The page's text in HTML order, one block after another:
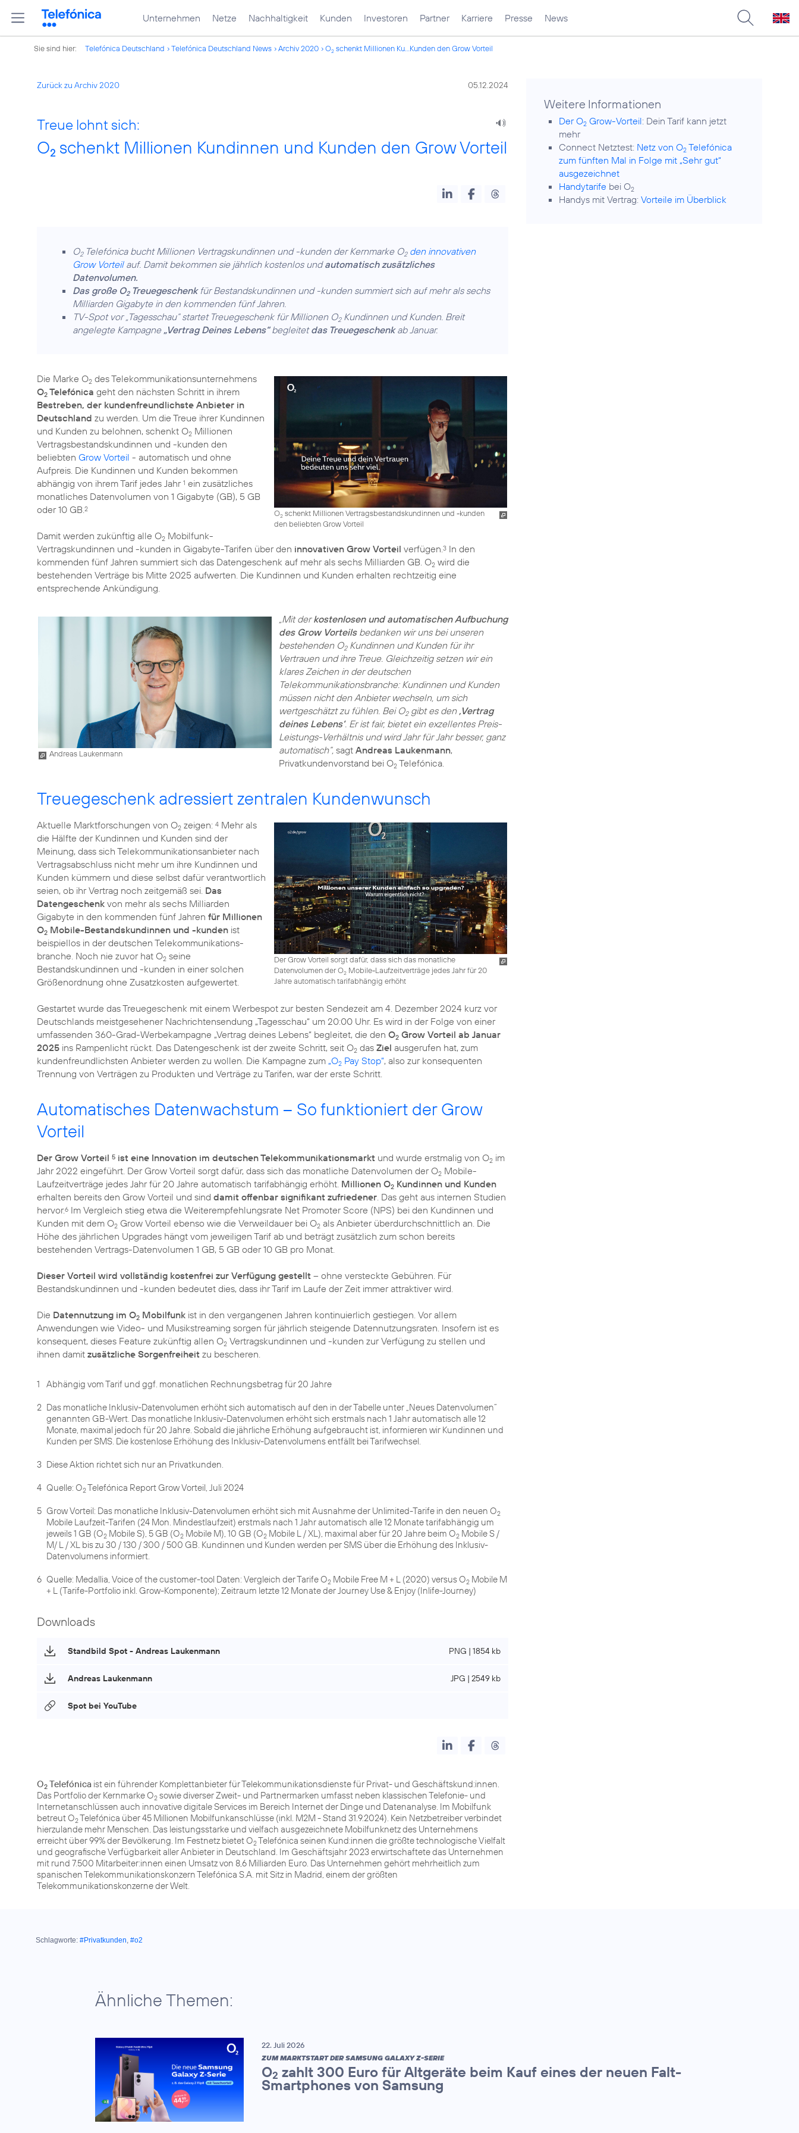
Unternehmen Netze Nachhaltigkeit Kunden Investoren Partner Karriere Presse News
Sie sind hier: Telefónica Deutschland Telefónica Deutschland News Archiv 2020 O2 schenkt Millionen Ku...Kunden den Grow Vorteil
Zurück zu Archiv 2020 05.12.2024
Treue lohnt sich:
O2 schenkt Millionen Kundinnen und Kunden den Grow Vorteil
O2Telefónica bucht Millionen Vertragskundinnen und -kunden der Kernmarke O2 den innovativen
Grow Vorteilauf. Damit bekommen sie jährlich kostenlos undautomatisch zusätzliches
Datenvolumen.
Das große O2Treuegeschenkfür Bestandskundinnen und -kunden summiert sich auf mehr als sechs
Milliarden Gigabyte in den kommenden fünf Jahren.
TV-Spot vor „Tagesschau“ startet Treuegeschenk für Millionen O2Kundinnen und Kunden. Breit
angelegte Kampagne „Vertrag Deines Lebens“begleitetdas Treuegeschenkab Januar.
O2schenkt Millionen Vertragsbestandskundinnen und -kunden
den beliebten Grow Vorteil
Die Marke O2 des Telekommunikationsunternehmens
O2 Telefónica geht den nächsten Schritt in ihrem
Bestreben, der kundenfreundlichste Anbieter in
Deutschland zu werden. Um die Treue ihrer Kundinnen
und Kunden zu belohnen, schenkt O2 Millionen
Vertragsbestandskundinnen und -kunden den
beliebten Grow Vorteil - automatisch und ohne
Aufpreis. Die Kundinnen und Kunden bekommen
abhängig von ihrem Tarif jedes Jahr 1 ein zusätzliches
monatliches Datenvolumen von 1 Gigabyte (GB), 5 GB
oder 10 GB.2
Damit werden zukünftig alle O2 Mobilfunk-
Vertragskundinnen und -kunden in Gigabyte-Tarifen über den innovativen Grow Vorteil verfügen.3 In den
kommenden fünf Jahren summiert sich das Datengeschenk auf mehr als sechs Milliarden GB. O2 wird die
bestehenden Verträge bis Mitte 2025 aufwerten. Die Kundinnen und Kunden erhalten rechtzeitig eine
entsprechende Ankündigung.
Andreas Laukenmann
„Mit derkostenlosen und automatischen Aufbuchung
des Grow Vorteilsbedanken wir uns bei unseren
bestehenden O2Kundinnen und Kunden für ihr
Vertrauen und ihre Treue. Gleichzeitig setzen wir ein
klares Zeichen in der deutschen
Telekommunikationsbranche: Kundinnen und Kunden
müssen nicht den Anbieter wechseln, um sich
wertgeschätzt zu fühlen. Bei O2gibt es den ‚Vertrag
deines Lebens‘. Er ist fair, bietet ein exzellentes Preis-
Leistungs-Verhältnis und wird Jahr für Jahr besser, ganz
automatisch“,sagt Andreas Laukenmann,
Privatkundenvorstand bei O2Telefónica.
Treuegeschenk adressiert zentralen Kundenwunsch
Der Grow Vorteil sorgt dafür, dass sich das monatliche
Datenvolumen der O2Mobile-Laufzeitverträge jedes Jahr für 20
Jahre automatisch tarifabhängig erhöht
Aktuelle Marktforschungen von O2 zeigen: 4 Mehr als
die Hälfte der Kundinnen und Kunden sind der
Meinung, dass sich Telekommunikationsanbieter nach
Vertragsabschluss nicht mehr um ihre Kundinnen und
Kunden kümmern und diese selbst dafür verantwortlich
seien, ob ihr Vertrag noch zeitgemäß sei. Das
Datengeschenk von mehr als sechs Milliarden
Gigabyte in den kommenden fünf Jahren für Millionen
O2 Mobile-Bestandskundinnen und -kunden ist
beispiellos in der deutschen Telekommunikations­
branche. Noch nie zuvor hat O2 seine
Bestandskundinnen und -kunden in einer solchen
Größenordnung ohne Zusatzkosten aufgewertet.
Gestartet wurde das Treuegeschenk mit einem Werbespot zur besten Sendezeit am 4. Dezember 2024 kurz vor
Deutschlands meistgesehener Nachrichtensendung „Tagesschau“ um 20:00 Uhr. Es wird in der Folge von einer
umfassenden 360-Grad-Werbekampagne „Vertrag deines Lebens“ begleitet, die den O2 Grow Vorteil ab Januar
2025 ins Rampenlicht rückt. Das Datengeschenk ist der zweite Schritt, seit O2 das Ziel ausgerufen hat, zum
kundenfreundlichsten Anbieter werden zu wollen. Die Kampagne zum „O2 Pay Stop“, also zur konsequenten
Trennung von Verträgen zu Produkten und Verträge zu Tarifen, war der erste Schritt.
Automatisches Datenwachstum – So funktioniert der Grow
Vorteil
Der Grow Vorteil 5 ist eine Innovation im deutschen Telekommunikationsmarkt und wurde erstmalig von O2 im
Jahr 2022 eingeführt. Der Grow Vorteil sorgt dafür, dass sich das monatliche Datenvolumen der O2 Mobile-
Laufzeitverträge jedes Jahr für 20 Jahre automatisch tarifabhängig erhöht. Millionen O2 Kundinnen und Kunden
erhalten bereits den Grow Vorteil und sind damit offenbar signifikant zufriedener. Das geht aus internen Studien
hervor.6 Im Vergleich stieg etwa die Weiterempfehlungsrate Net Promoter Score (NPS) bei den Kundinnen und
Kunden mit dem O2 Grow Vorteil ebenso wie die Verweildauer bei O2 als Anbieter überdurchschnittlich an. Die
Höhe des jährlichen Upgrades hängt vom jeweiligen Tarif ab und beträgt zusätzlich zum schon bereits
bestehenden Vertrags-Datenvolumen 1 GB, 5 GB oder 10 GB pro Monat.
Dieser Vorteil wird vollständig kostenfrei zur Verfügung gestellt – ohne versteckte Gebühren. Für
Bestandskundinnen und -kunden bedeutet dies, dass ihr Tarif im Laufe der Zeit immer attraktiver wird.
Die Datennutzung im O2 Mobilfunk ist in den vergangenen Jahren kontinuierlich gestiegen. Vor allem
Anwendungen wie Video- und Musikstreaming sorgen für jährlich steigende Datennutzungsraten. Insofern ist es
konsequent, dieses Feature zukünftig allen O2 Vertragskundinnen und -kunden zur Verfügung zu stellen und
ihnen damit zusätzliche Sorgenfreiheit zu bescheren.
1 Abhängig vom Tarif und ggf. monatlichen Rechnungsbetrag für 20 Jahre
2 Das monatliche Inklusiv-Datenvolumen erhöht sich automatisch auf den in der Tabelle unter „Neues Datenvolumen“
genannten GB-Wert. Das monatliche Inklusiv-Datenvolumen erhöht sich erstmals nach 1 Jahr automatisch alle 12
Monate, maximal jedoch für 20 Jahre. Sobald die jährliche Erhöhung aufgebraucht ist, informieren wir Kundinnen und
Kunden per SMS. Die kostenlose Erhöhung des Inklusiv-Datenvolumens entfällt bei Tarifwechsel.
3 Diese Aktion richtet sich nur an Privatkunden.
4 Quelle: O2Telefónica Report Grow Vorteil, Juli 2024
5 Grow Vorteil: Das monatliche Inklusiv-Datenvolumen erhöht sich mit Ausnahme der Unlimited-Tarife in den neuen O2
Mobile Laufzeit-Tarifen (24 Mon. Mindestlaufzeit) erstmals nach 1 Jahr automatisch alle 12 Monate tarifabhängig um
jeweils 1 GB (O2 Mobile S), 5 GB (O2 Mobile M), 10 GB (O2 Mobile L / XL), maximal aber für 20 Jahre beim O2 Mobile S /
M/ L / XL bis zu 30 / 130 / 300 / 500 GB. Kundinnen und Kunden werden per SMS über die Erhöhung des Inklusiv-
Datenvolumens informiert.
6 Quelle: Medallia, Voice of the customer-tool Daten: Vergleich der Tarife O2 Mobile Free M + L (2020) versus O2 Mobile M
+ L (Tarife-Portfolio inkl. Grow-Komponente); Zeitraum letzte 12 Monate der Journey Use & Enjoy (Inlife-Journey)
Downloads
Standbild Spot - Andreas Laukenmann PNG | 1854 kb
Andreas Laukenmann JPG | 2549 kb
Spot bei YouTube
O2 Telefónica ist ein führender Komplettanbieter für Telekommunikationsdienste für Privat- und Geschäftskund:innen.
Das Portfolio der Kernmarke O2 sowie diverser Zweit- und Partnermarken umfasst neben klassischen Telefonie- und
Internetanschlüssen auch innovative digitale Services im Bereich Internet der Dinge und Datenanalyse. Im Mobilfunk
betreut O2Telefónica über 45 Millionen Mobilfunkanschlüsse (inkl. M2M - Stand 31.9.2024). Kein Netzbetreiber verbindet
hierzulande mehr Menschen. Das leistungsstarke und vielfach ausgezeichnete Mobilfunknetz des Unternehmens
erreicht über 99% der Bevölkerung. Im Festnetz bietet O2Telefónica seinen Kund:innen die größte technologische Vielfalt
und geografische Verfügbarkeit aller Anbieter in Deutschland. Im Geschäftsjahr 2023 erwirtschaftete das Unternehmen
mit rund 7.500 Mitarbeiter:innen einen Umsatz von 8,6 Milliarden Euro. Das Unternehmen gehört mehrheitlich zum
spanischen Telekommunikationskonzern Telefónica S.A. mit Sitz in Madrid, einem der größten
Telekommunikationskonzerne der Welt.
Weitere Informationen
Der O2 Grow-Vorteil: Dein Tarif kann jetzt
mehr
Connect Netztest: Netz von O2 Telefónica
zum fünften Mal in Folge mit „Sehr gut“
ausgezeichnet
Handytarife bei O2
Handys mit Vertrag:Vorteile im Überblick
Schlagworte: #Privatkunden, #o2
Ähnliche Themen:
22. Juli 2026
ZUM MARKTSTART DER SAMSUNG GALAXY Z-SERIE
O2 zahlt 300 Euro für Altgeräte beim Kauf eines der neuen Falt-
Smartphones von Samsung